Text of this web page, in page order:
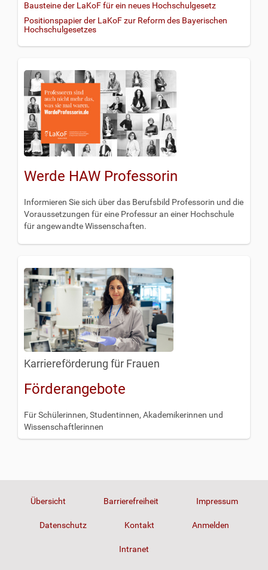
Bausteine der LaKoF für ein neues Hochschulgesetz
Positionspapier der LaKoF zur Reform des Bayerischen
Hochschulgesetzes
Werde HAW Professorin
Informieren Sie sich über das Berufsbild Professorin und die
Voraussetzungen für eine Professur an einer Hochschule
für angewandte Wissenschaften.
Karriereförderung für Frauen
Förderangebote
Für Schülerinnen, Studentinnen, Akademikerinnen und
Wissenschaftlerinnen
Übersicht Barrierefreiheit Impressum
Datenschutz Kontakt Anmelden
Intranet